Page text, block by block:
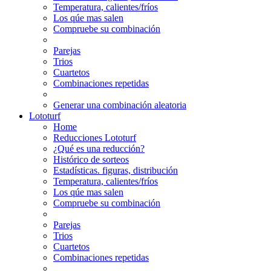
Temperatura, calientes/fríos
Los qúe mas salen
Compruebe su combinación
Parejas
Trios
Cuartetos
Combinaciones repetidas
Generar una combinación aleatoria
Lototurf
Home
Reducciones Lototurf
¿Qué es una reducción?
Histórico de sorteos
Estadísticas. figuras, distribución
Temperatura, calientes/fríos
Los qúe mas salen
Compruebe su combinación
Parejas
Trios
Cuartetos
Combinaciones repetidas